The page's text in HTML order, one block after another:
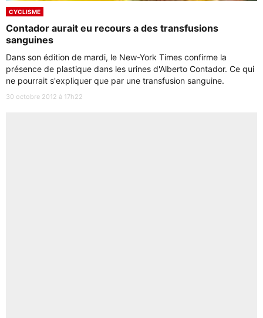
CYCLISME
Contador aurait eu recours a des transfusions
sanguines
Dans son édition de mardi, le New-York Times confirme la
présence de plastique dans les urines d'Alberto Contador. Ce qui
ne pourrait s'expliquer que par une transfusion sanguine.
30 octobre 2012 à 17h22